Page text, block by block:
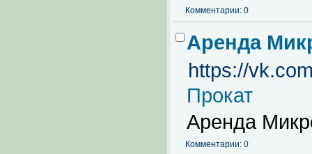
Комментарии: 0
Аренда
https://
Прокат
Аренда
Комментарии: 0